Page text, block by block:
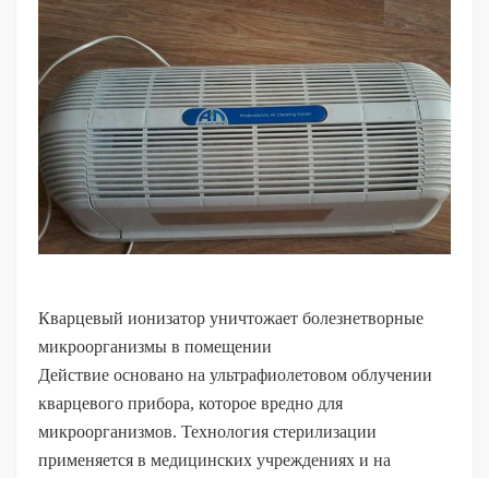
Кварцевый ионизатор уничтожает болезнетворные
микроорганизмы в помещении
Действие основано на ультрафиолетовом облучении
кварцевого прибора, которое вредно для
микроорганизмов. Технология стерилизации
применяется в медицинских учреждениях и на